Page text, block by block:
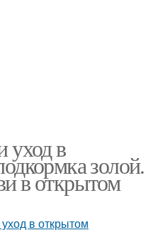
уход в
золой.
в открытом